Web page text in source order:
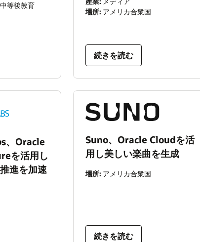
等後教育
場所: アメリカ合衆国
続きを読む
、Oracle
を活用し
進を加速
Suno、Oracle Cloudを活
用し美しい楽曲を生成
場所: アメリカ合衆国
続きを読む